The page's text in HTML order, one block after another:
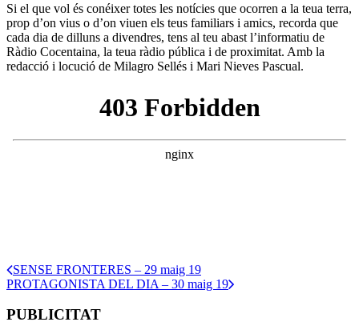
Si el que vol és conéixer totes les notícies que ocorren a la teua terra,
prop d’on vius o d’on viuen els teus familiars i amics, recorda que
cada dia de dilluns a divendres, tens al teu abast l’informatiu de
Ràdio Cocentaina, la teua ràdio pública i de proximitat. Amb la
redacció i locució de Milagro Sellés i Mari Nieves Pascual.
SENSE FRONTERES – 29 maig 19
PROTAGONISTA DEL DIA – 30 maig 19
PUBLICITAT